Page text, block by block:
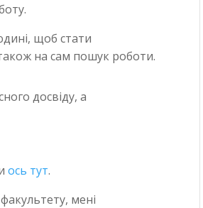
щоб стати
на сам пошук роботи.
досвіду, а
ось тут.
мені